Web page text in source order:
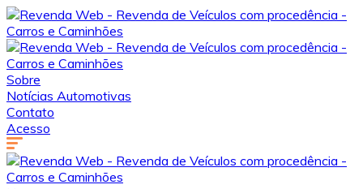
Sobre
Notícias Automotivas
Contato
Acesso